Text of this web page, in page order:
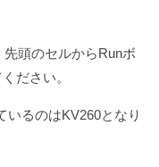
頭のセルからRunボ
ださい。
いるのはKV260となり